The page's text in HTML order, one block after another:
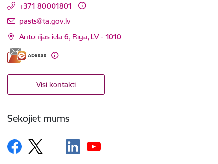
+371 80001801
E-pasts:
pasts@ta.gov.lv
Antonijas iela 6, Rīga, LV - 1010
Visi kontakti
Sekojiet mums